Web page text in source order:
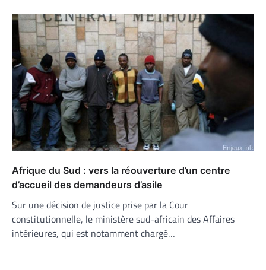
Afrique du Sud : vers la réouverture d’un centre
d’accueil des demandeurs d’asile
Sur une décision de justice prise par la Cour
constitutionnelle, le ministère sud-africain des Affaires
intérieures, qui est notamment chargé…